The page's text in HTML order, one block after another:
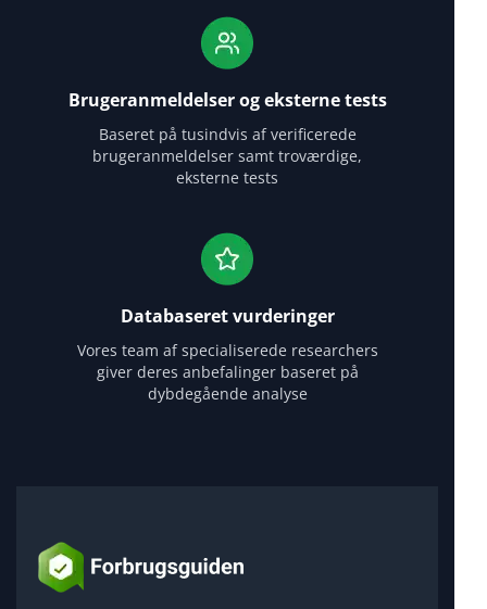
Brugeranmeldelser og eksterne tests
Baseret på tusindvis af verificerede
brugeranmeldelser samt troværdige,
eksterne tests
Databaseret vurderinger
Vores team af specialiserede researchers
giver deres anbefalinger baseret på
dybdegående analyse